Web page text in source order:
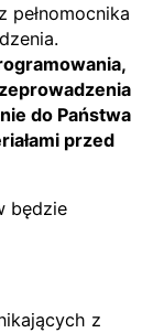
pełnomocnika
do Państwa
przed
będzie
z